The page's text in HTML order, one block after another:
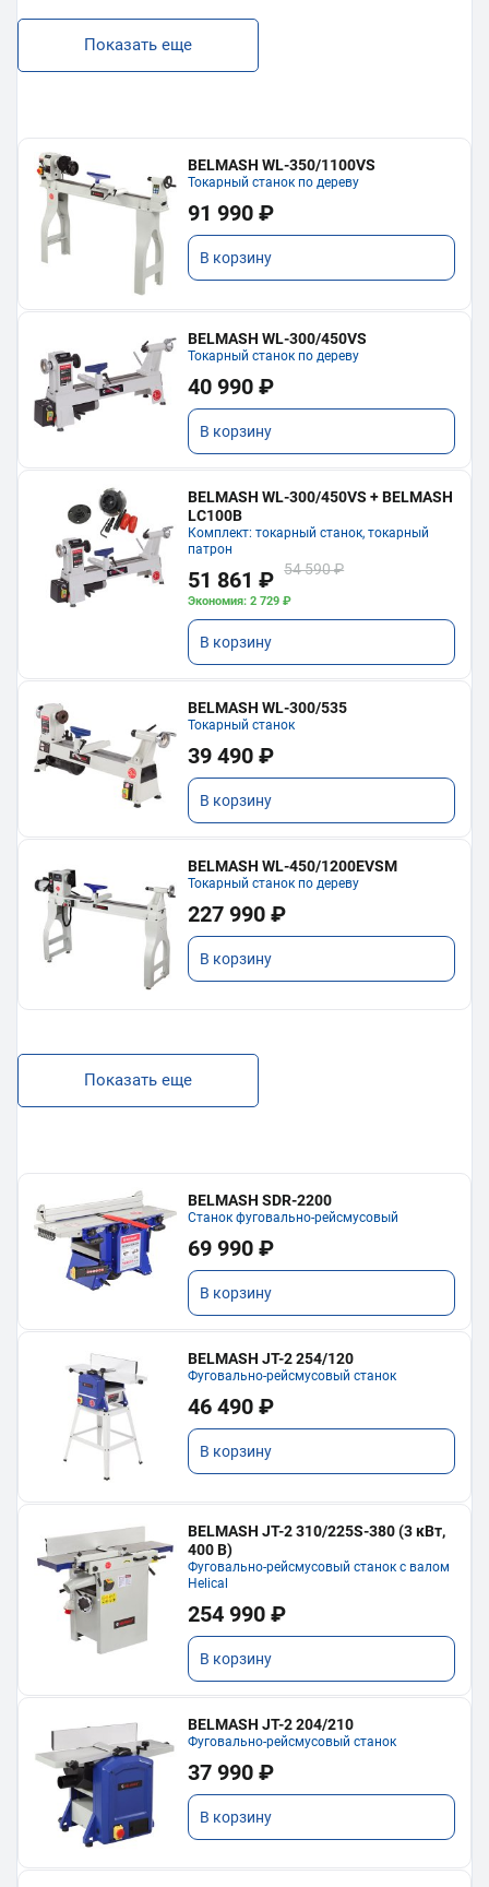
Показать еще
BELMASH WL-350/1100VS
Токарный станок по дереву
91 990 ₽
В корзину
BELMASH WL-300/450VS
Токарный станок по дереву
40 990 ₽
В корзину
BELMASH WL-300/450VS + BELMASH
LC100B
Комплект: токарный станок, токарный
патрон
51 861 ₽ 54 590 ₽
Экономия: 2 729 ₽
В корзину
BELMASH WL-300/535
Токарный станок
39 490 ₽
В корзину
BELMASH WL-450/1200EVSM
Токарный станок по дереву
227 990 ₽
В корзину
Показать еще
BELMASH SDR-2200
Станок фуговально-рейсмусовый
69 990 ₽
В корзину
BELMASH JT-2 254/120
Фуговально-рейсмусовый станок
46 490 ₽
В корзину
BELMASH JT-2 310/225S-380 (3 кВт,
400 В)
Фуговально-рейсмусовый станок с валом
Helical
254 990 ₽
В корзину
BELMASH JT-2 204/210
Фуговально-рейсмусовый станок
37 990 ₽
В корзину